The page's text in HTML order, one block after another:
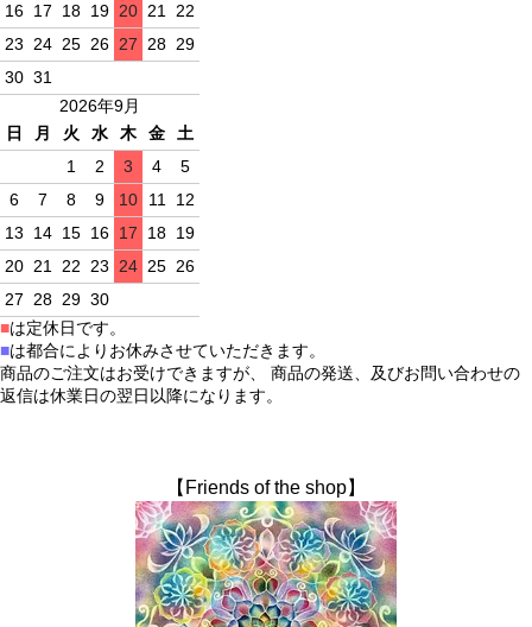
16 17 18 19 20 21 22
23 24 25 26 27 28 29
30 31
2026年9月
日
月 火 水 木 金
土
1
2 3 4
5
6
7 8 9 10 11 12
13
14 15 16 17 18 19
20 21 22 23 24 25 26
27 28 29 30
■は定休日です。
■は都合によりお休みさせていただきます。
商品のご注文はお受けできますが、 商品の発送、及びお問い合わせの
返信は休業日の翌日以降になります。
【Friends of the shop】